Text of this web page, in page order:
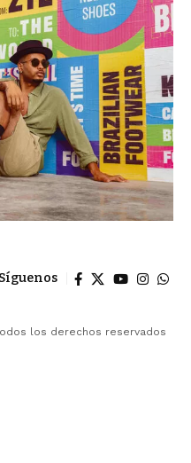
Síguenos
los derechos reservados